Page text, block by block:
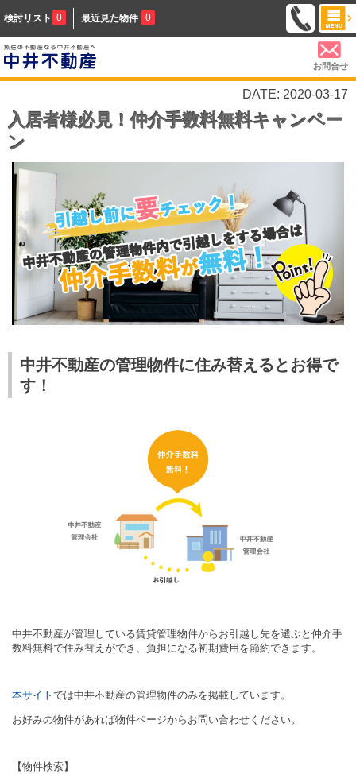
検討リスト 0 最近見た物件 0
お問合せ
DATE: 2020-03-17
入居者様必見！仲介手数料無料キャンペー
ン
中井不動産の管理物件に住み替えるとお得で
す！
中井不動産が管理している賃貸管理物件からお引越し先を選ぶと仲介手
数料無料で住み替えができ、負担になる初期費用を節約できます。
本サイト では中井不動産の管理物件のみを掲載しています。
お好みの物件があれば物件ページからお問い合わせください。
【物件検索】